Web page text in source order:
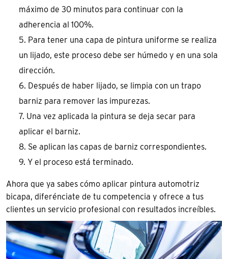
máximo de 30 minutos para continuar con la
adherencia al 100%.
Para tener una capa de pintura uniforme se realiza
un lijado, este proceso debe ser húmedo y en una sola
dirección.
Después de haber lijado, se limpia con un trapo
barniz para remover las impurezas.
Una vez aplicada la pintura se deja secar para
aplicar el barniz.
Se aplican las capas de barniz correspondientes.
Y el proceso está terminado.
Ahora que ya sabes cómo aplicar pintura automotriz
bicapa, diferénciate de tu competencia y ofrece a tus
clientes un servicio profesional con resultados increíbles.